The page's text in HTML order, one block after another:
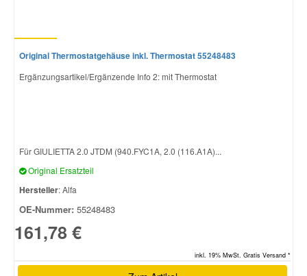
Original Thermostatgehäuse inkl. Thermostat 55248483
Ergänzungsartikel/Ergänzende Info 2: mit Thermostat
Für GIULIETTA 2.0 JTDM (940.FYC1A, 2.0 (116.A1A)...
Original Ersatzteil
Hersteller: Alfa
OE-Nummer: 55248483
161,78 €
inkl. 19% MwSt. Gratis Versand *